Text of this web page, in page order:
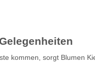
kommen, sorgt Blumen